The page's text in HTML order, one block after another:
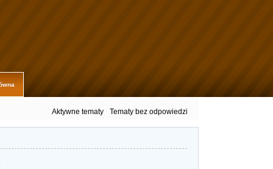
Aktywne tematy Tematy bez odpowiedzi